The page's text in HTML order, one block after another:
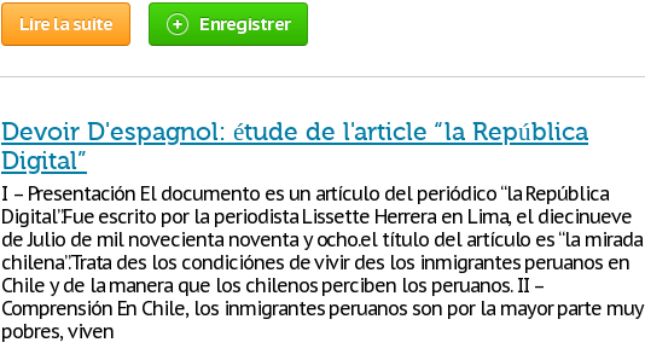
Lire la suite Enregistrer
Devoir D'espagnol: étude de l'article “la República
Digital”
I – Presentación El documento es un artículo del periódico “la República
Digital”.Fue escrito por la periodista Lissette Herrera en Lima, el diecinueve
de Julio de mil novecienta noventa y ocho.el título del artículo es “la mirada
chilena”.Trata des los condiciónes de vivir des los inmigrantes peruanos en
Chile y de la manera que los chilenos perciben los peruanos. II –
Comprensión En Chile, los inmigrantes peruanos son por la mayor parte muy
pobres, viven